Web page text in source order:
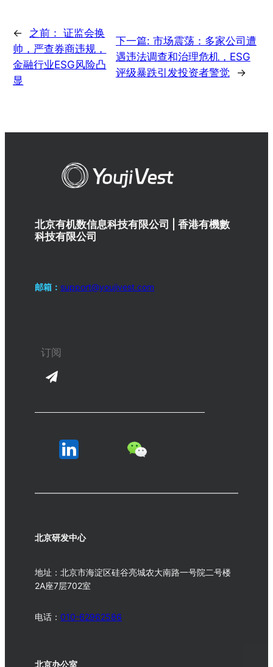
← 之前：证监会换
帅，严查券商违规，
金融行业ESG风险凸
显
下一篇: 市场震荡：多家公司遭
遇违法调查和治理危机，ESG
评级暴跌引发投资者警觉
→
北京有机数信息科技有限公司 | 香港有機數
科技有限公司
邮箱： support@youjivest.com
北京研发中心
地址：北京市海淀区硅谷亮城农大南路一号院二号楼
2A座7层702室
电话：010-62962586
北京办公室